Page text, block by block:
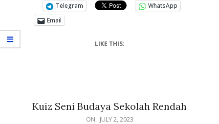
Telegram
WhatsApp
Email
LIKE THIS:
Kuiz Seni Budaya Sekolah Rendah
ON: JULY 2, 2023